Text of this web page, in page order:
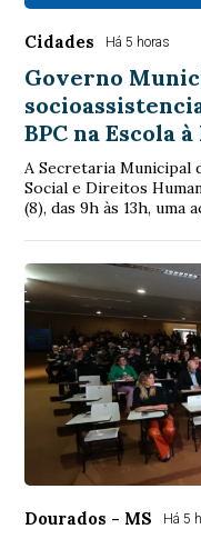
Cidades Há 5 horas
Governo
BPC na Escola
A Secretaria Municipal
Social e Direitos
(8), das 9h às 13h, uma
Dourados - MS Há 5